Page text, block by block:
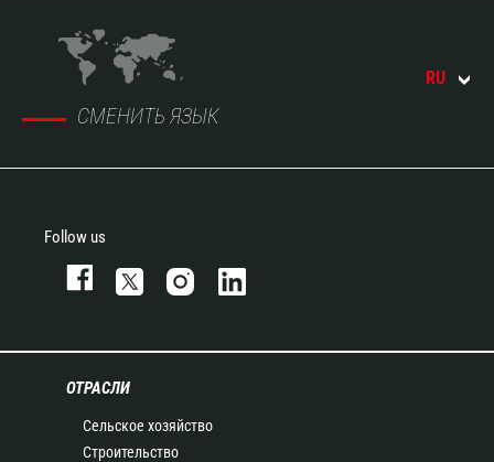
СМЕНИТЬ ЯЗЫК
RU
Follow us
ОТРАСЛИ
Сельское хозяйство
Строительство